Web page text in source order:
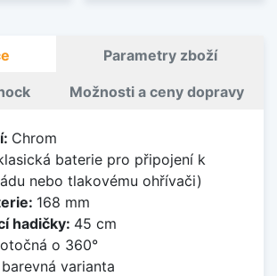
Parametry zboží
Možnosti a ceny dopravy
Chrom
baterie pro připojení k
nebo tlakovému ohřívači)
168 mm
hadičky: 45 cm
o 360°
varianta